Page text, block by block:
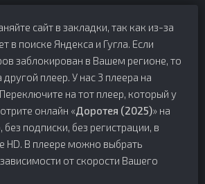
сайт в закладки, так как из-за
в поиске Яндекса и Гугла. Если
заблокирован в Вашем регионе, то
плеер. У нас 3 плеера на
на тот плеер, который у
онлайн «Доротея (2025)» на
без подписки, без регистрации, в
HD. В плеере можно выбрать
от скорости Вашего